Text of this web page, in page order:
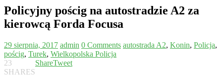
Policyjny pościg na autostradzie A2 za
kierowcą Forda Focusa
29 sierpnia, 2017 admin 0 Comments autostrada A2, Konin, Policja,
pościg, Turek, Wielkopolska Policja
23
SHARES
ShareTweet